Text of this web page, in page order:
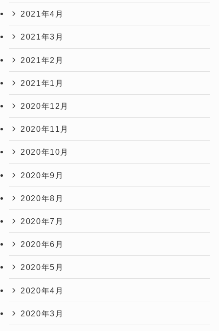
2021年4月
2021年3月
2021年2月
2021年1月
2020年12月
2020年11月
2020年10月
2020年9月
2020年8月
2020年7月
2020年6月
2020年5月
2020年4月
2020年3月